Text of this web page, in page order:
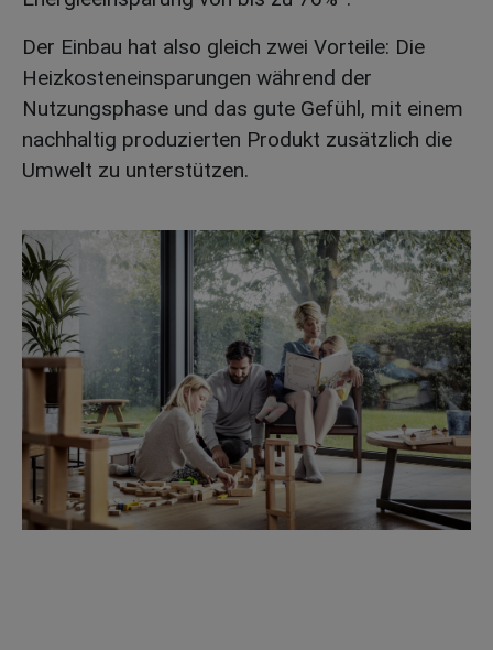
Der Einbau hat also gleich zwei Vorteile: Die
Heizkosteneinsparungen während der
Nutzungsphase und das gute Gefühl, mit einem
nachhaltig produzierten Produkt zusätzlich die
Umwelt zu unterstützen.